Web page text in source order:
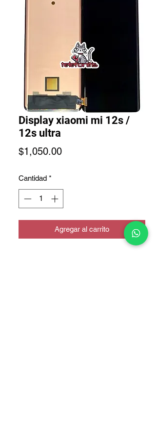
Display xiaomi mi 12s /
12s ultra
$1,050.00Precio
Cantidad *
Agregar al carrito